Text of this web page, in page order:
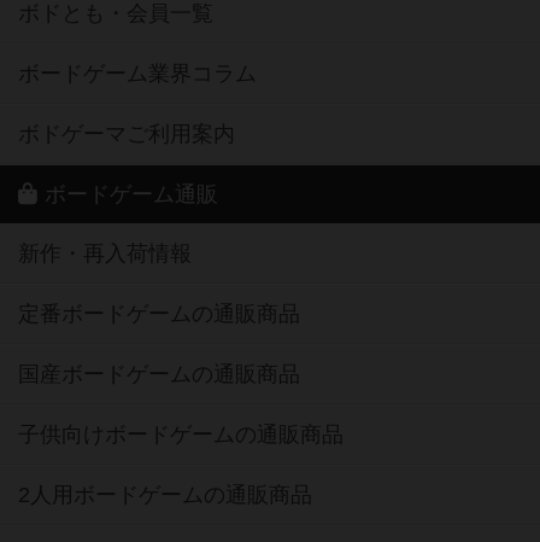
ボドとも・会員一覧
ボードゲーム業界コラム
ボドゲーマご利用案内
ボードゲーム通販
新作・再入荷情報
定番ボードゲームの通販商品
国産ボードゲームの通販商品
子供向けボードゲームの通販商品
2人用ボードゲームの通販商品